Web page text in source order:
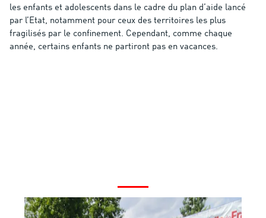
les enfants et adolescents dans le cadre du plan d’aide lancé
par l’Etat, notamment pour ceux des territoires les plus
fragilisés par le confinement. Cependant, comme chaque
année, certains enfants ne partiront pas en vacances.